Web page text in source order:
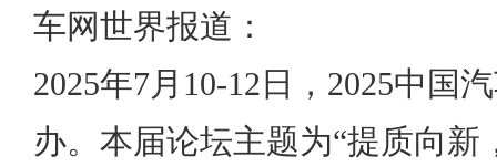
车网世界报道：
2025年7月10-12日，2025中国
办。本届论坛主题为“提质向新